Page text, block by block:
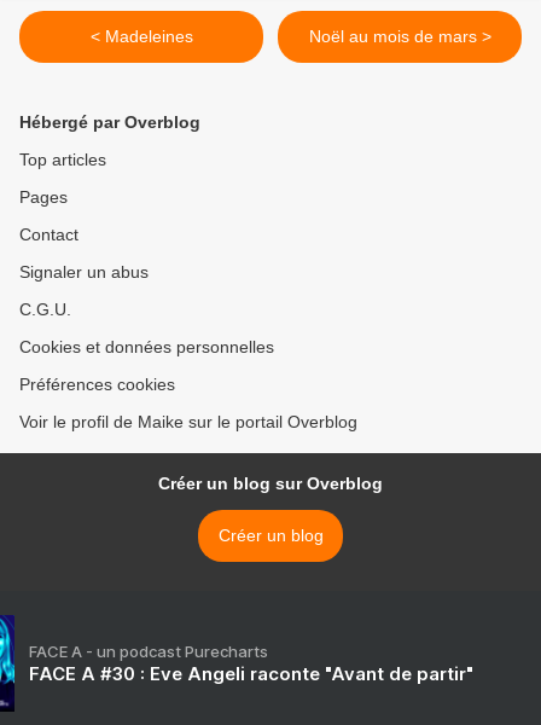
< Madeleines Noël au mois de mars >
Hébergé par Overblog
Top articles
Pages
Contact
Signaler un abus
C.G.U.
Cookies et données personnelles
Préférences cookies
Voir le profil de Maike sur le portail Overblog
Créer un blog sur Overblog
Créer un blog
FACE A - un podcast Purecharts
FACE A #30 : Eve Angeli raconte "Avant de partir"